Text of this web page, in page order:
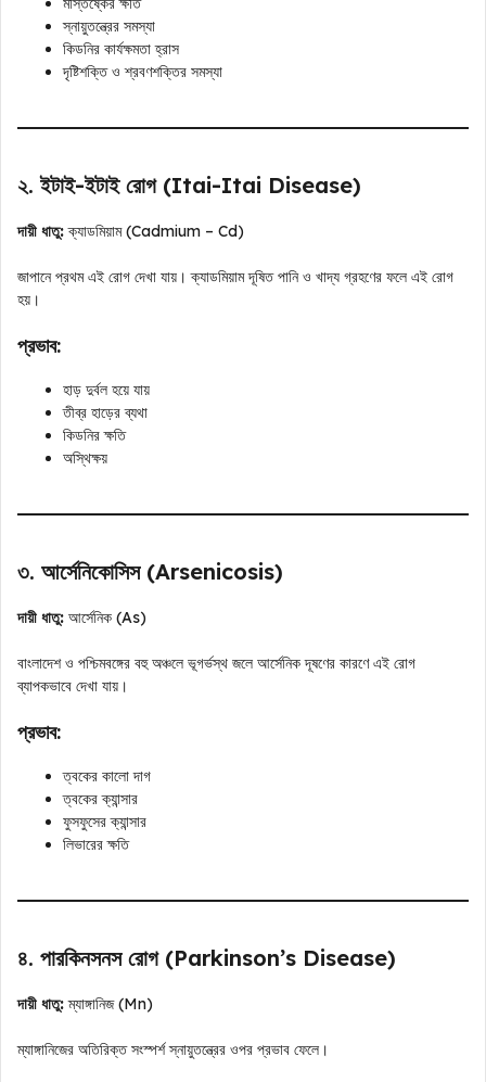
স্নায়ুতন্ত্রের সমস্যা
কিডনির কার্যক্ষমতা হ্রাস
দৃষ্টিশক্তি ও শ্রবণশক্তির সমস্যা
২. ইটাই-ইটাই রোগ (Itai-Itai Disease)
দায়ী ধাতু:ক্যাডমিয়াম (Cadmium – Cd)
জাপানে প্রথম এই রোগ দেখা যায়। ক্যাডমিয়াম দূষিত পানি ও খাদ্য গ্রহণের ফলে এই রোগ
হয়।
প্রভাব:
হাড় দুর্বল হয়ে যায়
তীব্র হাড়ের ব্যথা
কিডনির ক্ষতি
অস্থিক্ষয়
৩. আর্সেনিকোসিস (Arsenicosis)
দায়ী ধাতু: আর্সেনিক (As)
বাংলাদেশ ও পশ্চিমবঙ্গের বহু অঞ্চলে ভূগর্ভস্থ জলে আর্সেনিক দূষণের কারণে এই রোগ
ব্যাপকভাবে দেখা যায়।
প্রভাব:
ত্বকের কালো দাগ
ত্বকের ক্যান্সার
ফুসফুসের ক্যান্সার
লিভারের ক্ষতি
৪. পারকিনসনস রোগ (Parkinson’s Disease)
দায়ী ধাতু:ম্যাঙ্গানিজ (Mn)
ম্যাঙ্গানিজের অতিরিক্ত সংস্পর্শ স্নায়ুতন্ত্রের ওপর প্রভাব ফেলে।